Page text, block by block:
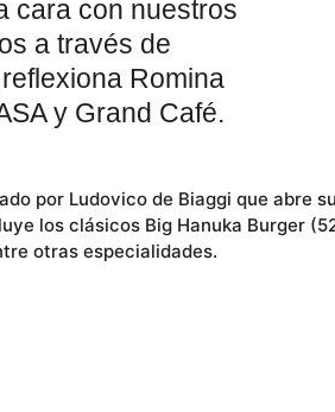
cara con nuestros
a través de
Romina
y Grand Café.
por Ludovico de Biaggi que abre
los clásicos Big Hanuka Burger
otras especialidades.